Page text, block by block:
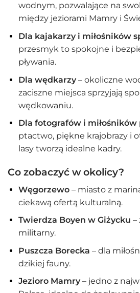
wodnym, pozwalające na
między jeziorami Mamry i
Dla kajakarzy i miłośników
przesmyk to spokojne i
pływania.
Dla wędkarzy– okoliczne
zaciszne miejsca sprzyjają
wędkowaniu.
Dla fotografów i miłośników
ptactwo, piękne krajobrazy i
lasy tworzą idealne kadry.
Co zobaczyć w okolicy?
Węgorzewo– miasto z
ciekawą ofertą kulturalną.
Twierdza Boyen w Giżycku –
militarny.
Puszcza Borecka – dla
dzikiej fauny.
Jezioro Mamry– jedno z